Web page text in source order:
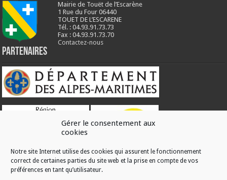
Gérer le consentement aux
cookies
Notre site Internet utilise des cookies qui assurent le fonctionnement
correct de certaines parties du site web et la prise en compte de vos
préférences en tant qu’utilisateur.
Mairie de Touët de l’Escarène
1 Rue du Four 06440
TOUET DE L’ESCARENE
Tél. : 04.93.91.73.73
Fax : 04.93.91.73.70
Contactez-nous
Partenaires
RÉALISATION